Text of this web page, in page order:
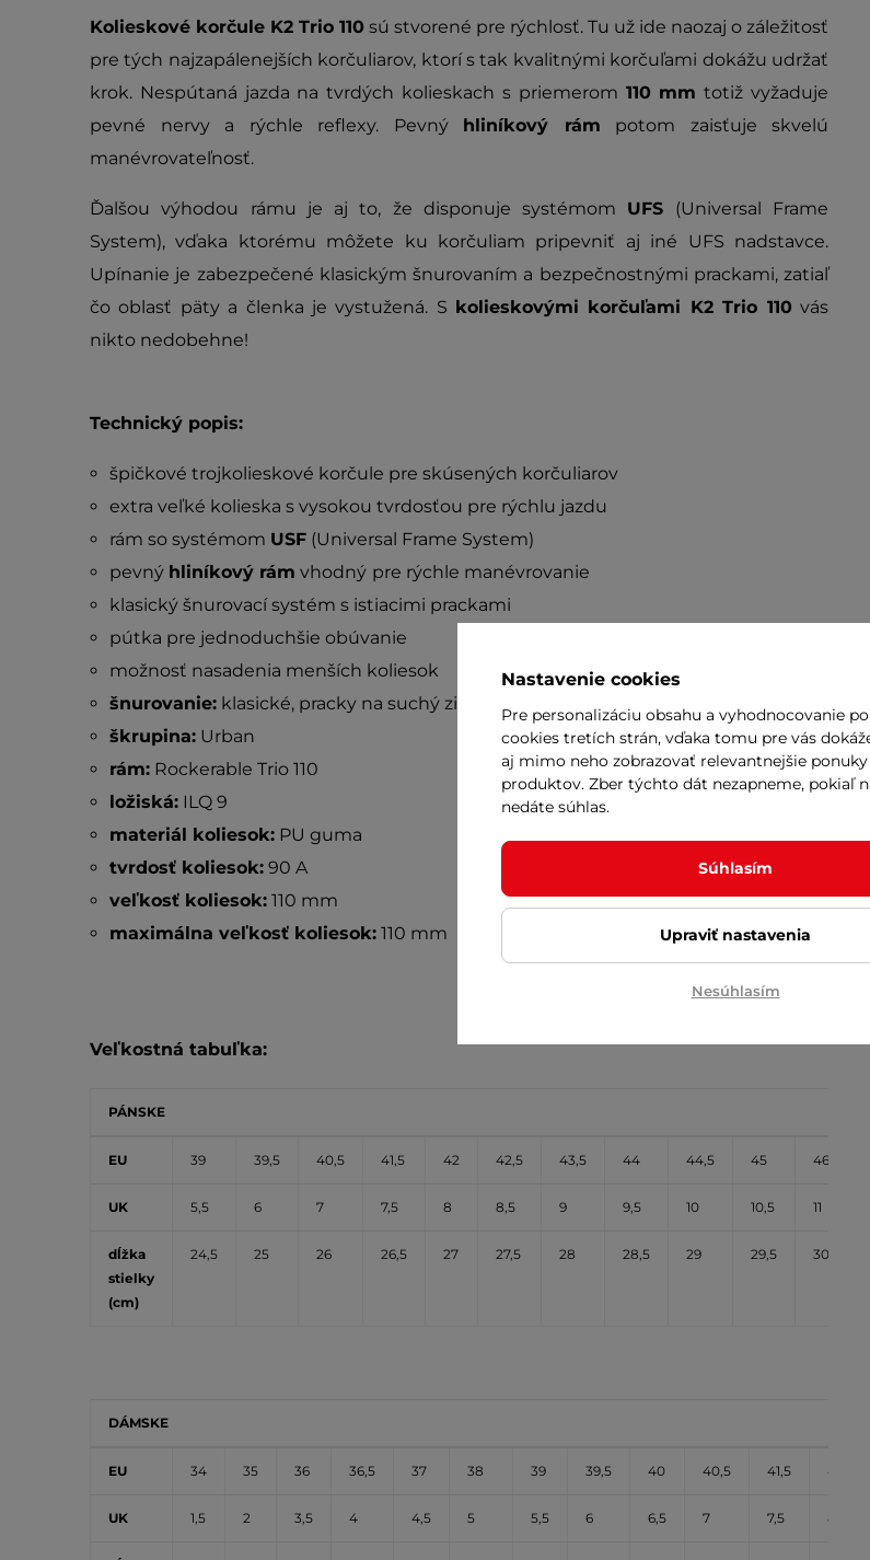
Kolieskové korčule K2 Trio 110 sú stvorené pre rýchlosť. Tu už ide naozaj o záležitosť
pre tých najzapálenejších korčuliarov, ktorí s tak kvalitnými korčuľami dokážu udržať
krok. Nespútaná jazda na tvrdých kolieskach s priemerom 110 mm totiž vyžaduje
pevné nervy a rýchle reflexy. Pevný hliníkový rám potom zaisťuje skvelú
manévrovateľnosť.
Ďalšou výhodou rámu je aj to, že disponuje systémom UFS (Universal Frame
System), vďaka ktorému môžete ku korčuliam pripevniť aj iné UFS nadstavce.
Upínanie je zabezpečené klasickým šnurovaním a bezpečnostnými prackami, zatiaľ
čo oblasť päty a členka je vystužená. S kolieskovými korčuľami K2 Trio 110vás
nikto nedobehne!
Technický popis:
špičkové trojkolieskové korčule pre skúsených korčuliarov
extra veľké kolieska s vysokou tvrdosťou pre rýchlu jazdu
rám so systémom USF(Universal Frame System)
pevný hliníkový rám vhodný pre rýchle manévrovanie
klasický šnurovací systém s istiacimi prackami
pútka pre jednoduchšie obúvanie
možnosť nasadenia menších koliesok
šnurovanie:klasické, pracky na suchý zips
škrupina:Urban
rám:Rockerable Trio 110
ložiská:ILQ 9
materiál koliesok:PU guma
tvrdosť koliesok:90 A
veľkosť koliesok:110 mm
maximálna veľkosť koliesok:110 mm
Veľkostná tabuľka:
PÁNSKE
EU 39 39,5 40,5 41,5 42 42,5 43,5 44 44,5 45 46
UK 5,5 6 7 7,5 8 8,5 9 9,5 10 10,5 11
dĺžka
stielky
(cm)
24,5 25 26 26,5 27 27,5 28 28,5 29 29,5 30
DÁMSKE
EU 34 35 36 36,5 37 38 39 39,5 40 40,5 41,5 42
UK 1,5 2 3,5 4 4,5 5 5,5 6 6,5 7 7,5 8
Nastavenie cookies
Pre personalizáciu obsahu a vyhodnocovanie
cookies tretích strán, vďaka tomu pre vás
aj mimo neho zobrazovať relevantnejšie
produktov. Zber týchto dát nezapneme, pokiaľ
nedáte súhlas.
Súhlasím
Upraviť nastavenia
Nesúhlasím